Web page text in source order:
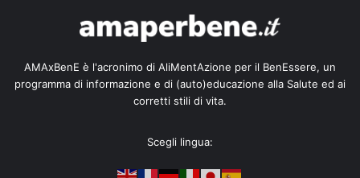
AMAxBenE è l'acronimo di AliMentAzione per il BenEssere, un
programma di informazione e di (auto)educazione alla Salute ed ai
corretti stili di vita.
Scegli lingua: